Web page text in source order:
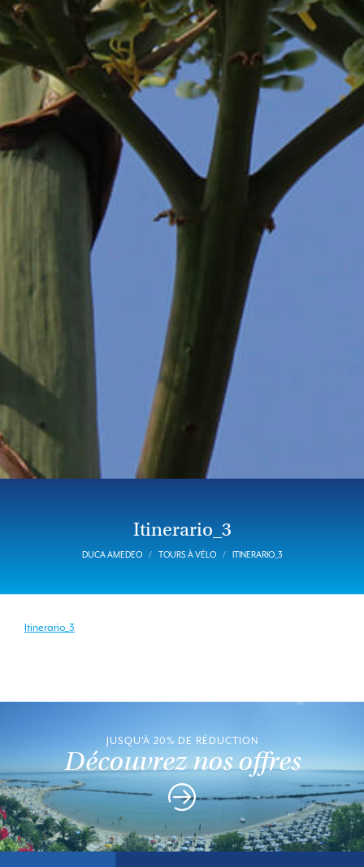
Itinerario_3
DUCA AMEDEO TOURS À VÉLO ITINERARIO_3
Itinerario_3
JUSQU'À 20% DE RÉDUCTION
Découvrez nos offres